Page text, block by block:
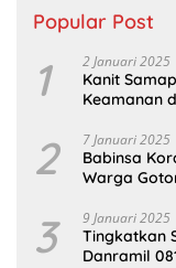
Popular Post
1 2 Januari 2025
Kanit
Keamanan
2 7 Januari 2025
Babinsa
Warga
3 9 Januari 2025
Tingkatkan
Danramil